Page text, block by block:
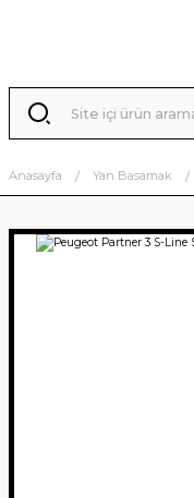
Anasayfa Yan Basamak